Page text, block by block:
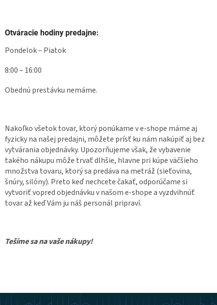
Otváracie hodiny predajne:
Pondelok – Piatok
8:00 – 16:00
Obednú prestávku nemáme.
Nakoľko všetok tovar, ktorý ponúkame v e-shope máme aj
fyzicky na našej predajni, môžete prísť ku nám nakúpiť aj bez
vytvárania objednávky. Upozorňujeme však, že vybavenie
takého nákupu môže trvať dlhšie, hlavne pri kúpe väčšieho
množstva tovaru, ktorý sa predáva na metráž (sieťovina,
šnúry, silóny). Preto keď nechcete čakať, odporúčame si
vytvoriť vopred objednávku v našom e-shope a vyzdvihnúť
tovar až keď Vám ju náš personál pripraví.
Tešíme sa na vaše nákupy!
Z